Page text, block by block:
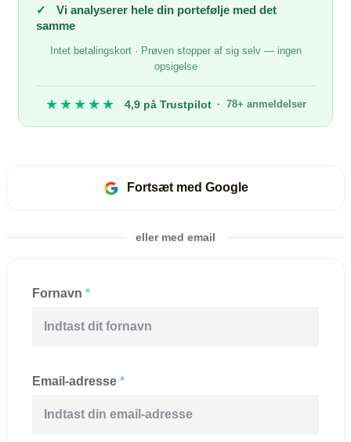
✓
Vi analyserer hele din portefølje med det
samme
Intet betalingskort · Prøven stopper af sig selv — ingen
opsigelse
★★★★★ 4,9 på Trustpilot · 78+ anmeldelser
Fortsæt med Google
eller med email
Fornavn *
Email-adresse *